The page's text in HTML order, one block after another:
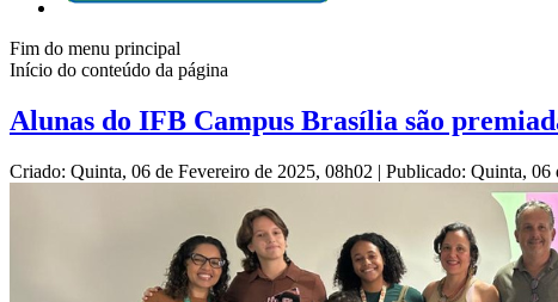
Fim do menu principal
Início do conteúdo da página
Alunas do IFB Campus Brasília são
Criado: Quinta, 06 de Fevereiro de 2025, 08h02 | Publicado: Quinta, 06